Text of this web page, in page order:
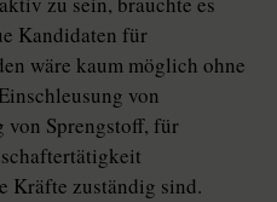
Kandidaten für
wäre kaum möglich ohne
von
Sprengstoff, für
Kräfte zuständig sind.